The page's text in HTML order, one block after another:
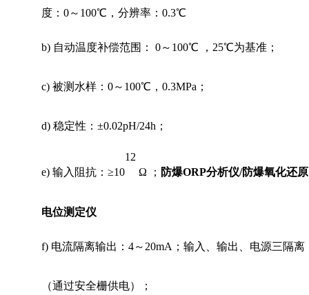
度：0～100℃，分辨率：0.3℃
b) 自动温度补偿范围： 0～100℃ ，25℃为基准；
c) 被测水样： 0～100℃，0.3MPa；
d) 稳定性： ±0.02pH/24h；
e) 输入阻抗： ≥10
12
Ω ； 防爆ORP分析仪/防爆氧化还原
电位测定仪
f) 电流隔离输出： 4～20mA；输入、输出、电源三隔离
（通过安全栅供电）；